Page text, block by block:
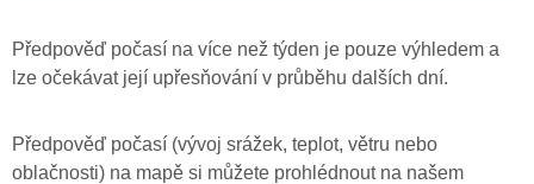
Předpověď počasí na více než týden je pouze výhledem a
lze očekávat její upřesňování v průběhu dalších dní.
Předpověď počasí (vývoj srážek, teplot, větru nebo
oblačnosti) na mapě si můžete prohlédnout na našem